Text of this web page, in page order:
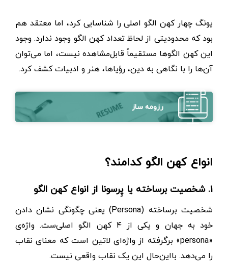
یونگ چهار کهن الگو اصلی را شناسایی کرد، اما معتقد هم
بود که محدودیتی از لحاظ تعداد کهن الگو وجود ندارد. وجود
این کهن الگوها مستقیماً قابل‌مشاهده نیست، اما می‌توان
آن‌ها را با نگاهی به دین، رؤیاها، هنر و ادبیات کشف کرد.
رزومه ساز
انواع کهن الگو کدامند؟
۱. شخصیت برساخته یا پِرسونا از انواع کهن الگو
شخصیت برساخته (Persona) یعنی چگونگی نشان دادن
خود به جهان و یکی از ۴ کهن الگو اصلی‌ست. واژه‌ی
«persona» برگرفته از واژه‌ای لاتین است که معنای نقاب
را می‌دهد. بااین‌حال این یک نقاب واقعی نیست.